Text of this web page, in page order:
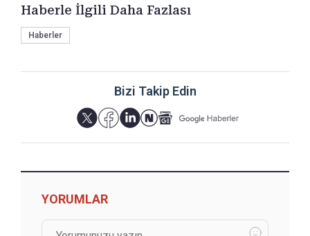
Haberle İlgili Daha Fazlası
Haberler
Bizi Takip Edin
YORUMLAR